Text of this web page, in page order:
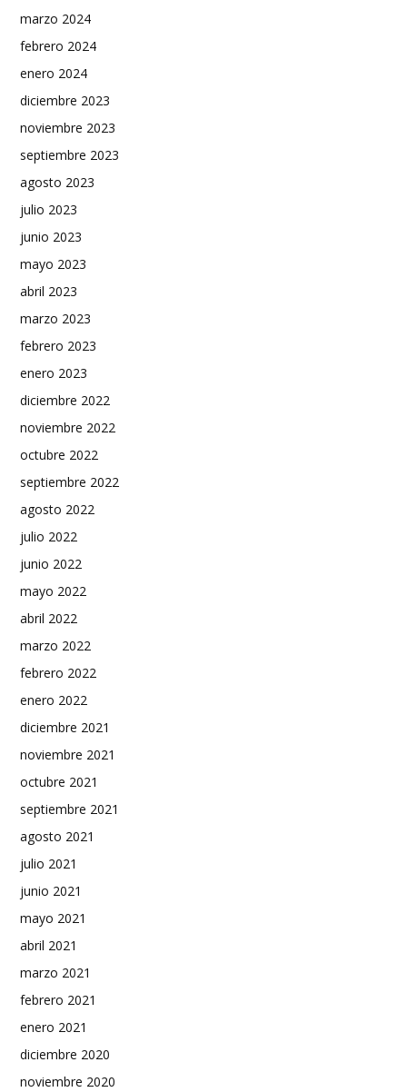
marzo 2024
febrero 2024
enero 2024
diciembre 2023
noviembre 2023
septiembre 2023
agosto 2023
julio 2023
junio 2023
mayo 2023
abril 2023
marzo 2023
febrero 2023
enero 2023
diciembre 2022
noviembre 2022
octubre 2022
septiembre 2022
agosto 2022
julio 2022
junio 2022
mayo 2022
abril 2022
marzo 2022
febrero 2022
enero 2022
diciembre 2021
noviembre 2021
octubre 2021
septiembre 2021
agosto 2021
julio 2021
junio 2021
mayo 2021
abril 2021
marzo 2021
febrero 2021
enero 2021
diciembre 2020
noviembre 2020